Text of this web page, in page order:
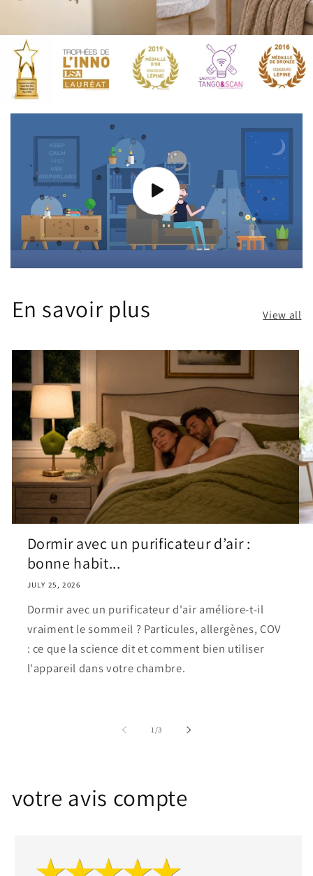
En savoir plus View all
Dormir avec un purificateur d’air :
bonne habit...
JULY 25, 2026
Dormir avec un purificateur d'air améliore-t-il
vraiment le sommeil ? Particules, allergènes, COV
: ce que la science dit et comment bien utiliser
l'appareil dans votre chambre.
1/of
3
votre avis compte